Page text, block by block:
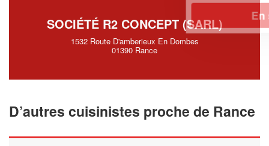
SOCIÉTÉ R2 CONCEPT (SARL)
1532 Route D'amberieux En Dombes
01390 Rance
D’autres cuisinistes proche de Rance